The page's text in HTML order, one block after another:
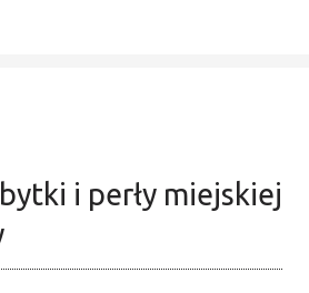
i perły miejskiej